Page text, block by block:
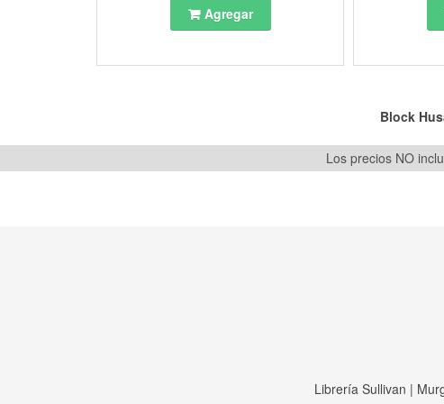
Agregar
Block
Los precios NO
Librería Sullivan |